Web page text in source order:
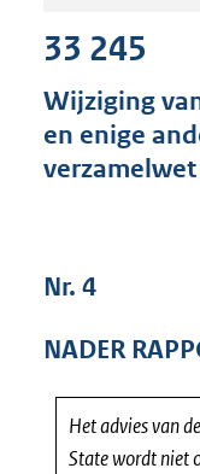
33 245
Wijziging
en enige
verzamelwet
Nr. 4
NADER
Het advies van
State wordt niet